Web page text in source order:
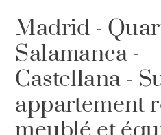
Madrid -
Salamanca -
Castellana -
appartement